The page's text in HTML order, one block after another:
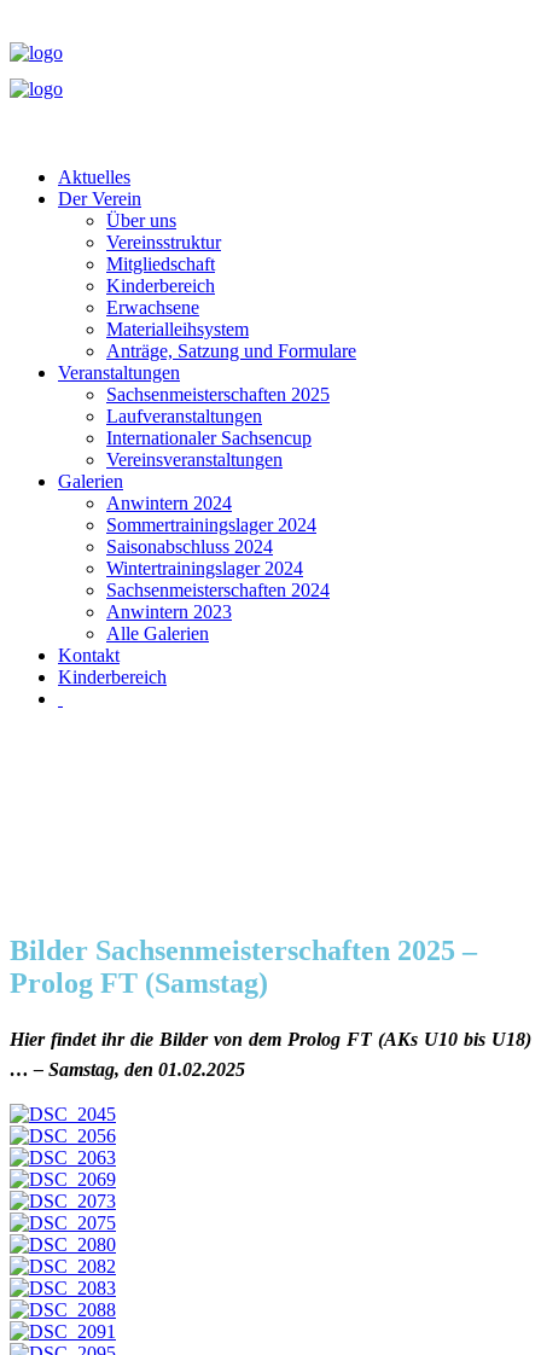
Aktuelles
Der Verein
Über uns
Vereinsstruktur
Mitgliedschaft
Kinderbereich
Erwachsene
Materialleihsystem
Anträge, Satzung und Formulare
Veranstaltungen
Sachsenmeisterschaften 2025
Laufveranstaltungen
Internationaler Sachsencup
Vereinsveranstaltungen
Galerien
Anwintern 2024
Sommertrainingslager 2024
Saisonabschluss 2024
Wintertrainingslager 2024
Sachsenmeisterschaften 2024
Anwintern 2023
Alle Galerien
Kontakt
Kinderbereich
Bilder Sachsenmeisterschaften 2025 –
Prolog FT (Samstag)
Hier findet ihr die Bilder von dem Prolog FT (AKs U10 bis U18)
… – Samstag, den 01.02.2025